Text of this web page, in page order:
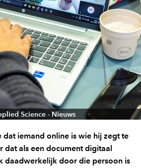
Science - Nieuws
dat iemand online is wie hij zegt te
dat als een document digitaal
daadwerkelijk door die persoon is